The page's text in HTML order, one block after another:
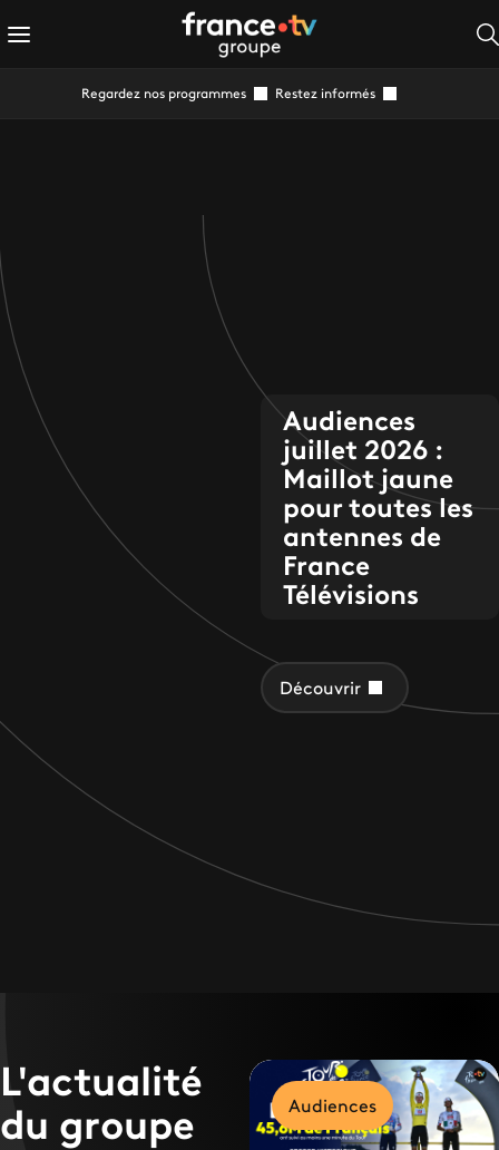
Regardez nos programmes Restez informés
Audiences
juillet 2026 :
Maillot jaune
pour toutes les
antennes de
France
Télévisions
Découvrir
L'actualité
du groupe
Audiences